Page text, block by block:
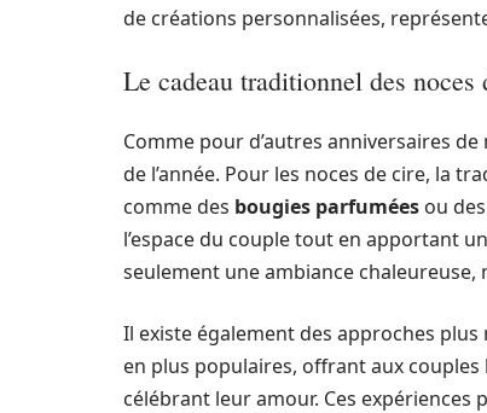
de créations personnalisées,
Le cadeau traditionnel des noces
Comme pour d’autres anniversaires
de l’année. Pour les noces de cire, la
comme des bougies parfumées ou des
l’espace du couple tout en apportant
seulement une ambiance
Il existe également des approches
en plus populaires, offrant aux
célébrant leur amour. Ces